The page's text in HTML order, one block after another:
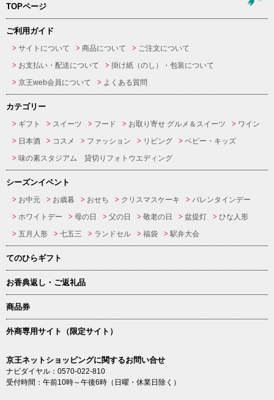
TOPページ
ご利用ガイド
サイトについて 商品について
ご注文について
お支払い・配送について
掛け紙（のし）・包装について
京王web会員について
よくある質問
カテゴリー
ギフト スイーツ フード お取り寄せ グルメ＆スイーツ
ワイン
日本酒
コスメ ファッション リビング
ベビー・キッズ
味の素スタジアム 貸切りフォトウエディング
シーズンイベント
お中元 お歳暮 おせち クリスマスケーキ
バレンタインデー
ホワイトデー
母の日 父の日 敬老の日 盆提灯
ひな人形
五月人形
七五三 ランドセル 福袋 駅弁大会
てのひらギフト
お香典返し・ご返礼品
商品券
外商専用サイト（限定サイト）
京王ネットショッピングに関するお問い合せ
ナビダイヤル：0570-022-810
受付時間：午前10時～午後6時（日曜・休業日除く）